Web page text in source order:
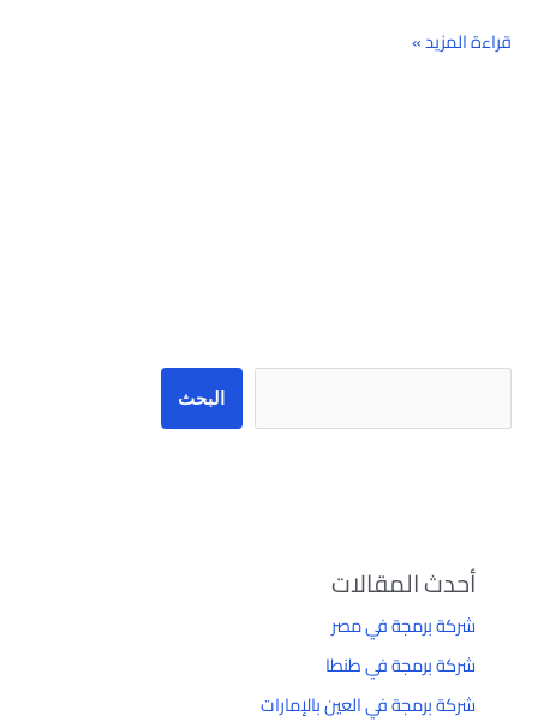
قراءة المزيد »
البحث
أحدث المقالات
شركة برمجة في مصر
شركة برمجة في طنطا
شركة برمجة في العين بالإمارات